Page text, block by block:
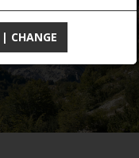
CHANGE